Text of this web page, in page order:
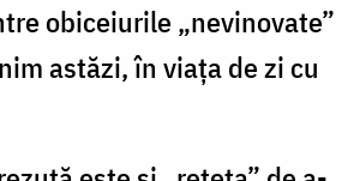
obiceiurile „nevinovate”
astăzi, în viața de zi cu